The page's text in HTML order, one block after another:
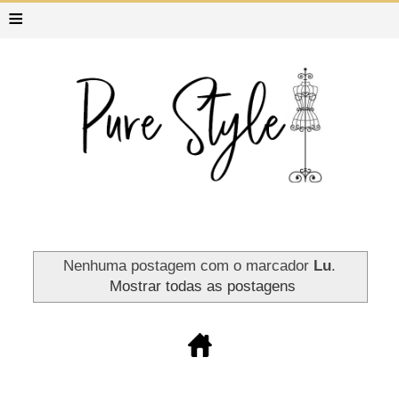
≡
Nenhuma postagem com o marcador Lu.
Mostrar todas as postagens